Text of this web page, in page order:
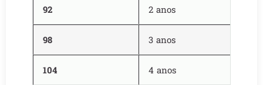
92 2 anos
98 3 anos
104 4 anos